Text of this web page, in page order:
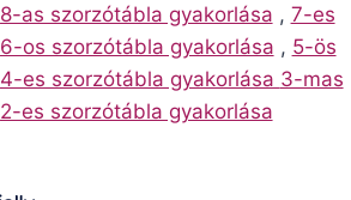
8-as szorzótábla gyakorlása , 7-es
6-os szorzótábla gyakorlása , 5-ös
4-es szorzótábla gyakorlása 3-mas
2-es szorzótábla gyakorlása